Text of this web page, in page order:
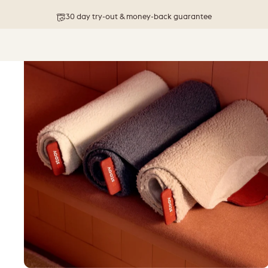
Free shipping on orders above 76 €